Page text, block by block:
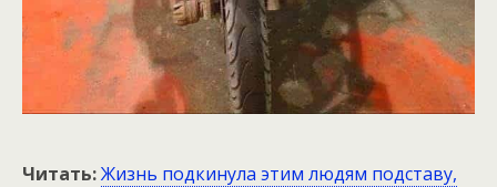
Читать:Жизнь подкинула этим людям подставу,